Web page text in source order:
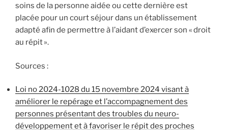
soins de la personne aidée ou cette dernière est
placée pour un court séjour dans un établissement
adapté afin de permettre à l’aidant d’exercer son « droit
au répit ».
Sources :
Loi no 2024-1028 du 15 novembre 2024 visant à
améliorer le repérage et l’accompagnement des
personnes présentant des troubles du neuro-
développement et à favoriser le répit des proches